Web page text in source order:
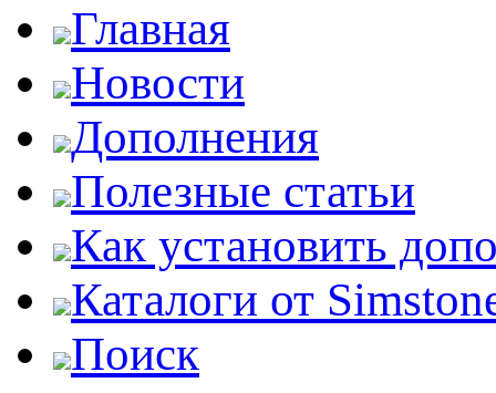
Главная
Новости
Дополнения
Полезные статьи
Как установить
Каталоги от
Поиск